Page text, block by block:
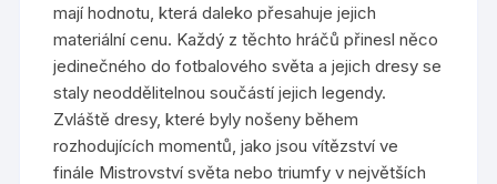
mají hodnotu, která daleko přesahuje jejich
materiální cenu. Každý z těchto hráčů přinesl něco
jedinečného do fotbalového světa a jejich dresy se
staly neoddělitelnou součástí jejich legendy.
Zvláště dresy, které byly nošeny během
rozhodujících momentů, jako jsou vítězství ve
finále Mistrovství světa nebo triumfy v největších